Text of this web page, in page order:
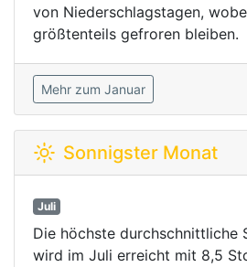
von Niederschlagstagen,
größtenteils gefroren bleiben.
Mehr zum Januar
Sonnigster Monat
Juli
Die höchste durchschnittliche
wird im Juli erreicht mit 8,5